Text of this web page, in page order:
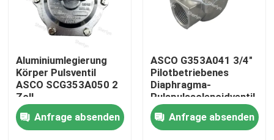
Videos
Über uns
Werksbesichtigung
Qualitätskontrolle
Aluminiumlegierung
Körper Pulsventil
ASCO SCG353A050 2
Zoll
Schnellreaktionsdiaphragma
DesignAnfrage absenden
ASCO G353A041 3/4"
Pilotbetriebenes
Diaphragma-
Pulspulssolenoidventil
für Staubsammler
Anfrage absenden